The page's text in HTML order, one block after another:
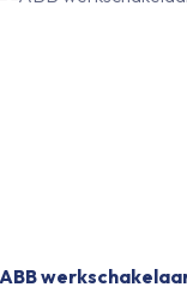
ABB